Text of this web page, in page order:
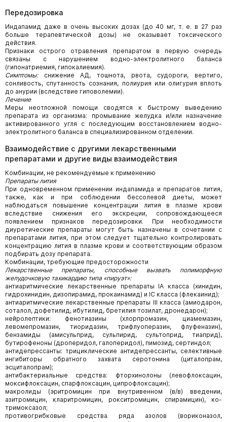
Передозировка
Индапамид даже в очень высоких дозах (до 40 мг, т. е. в 27 раз
больше терапевтической дозы) не оказывает токсического
действия.
Признаки острого отравления препаратом в первую очередь
связаны с нарушением водно-электролитного баланса
(гипонатриемия, гипокалиемия).
Симптомы:снижение АД, тошнота, рвота, судороги, вертиго,
сонливость, спутанность сознания, полиурия или олигурия вплоть
до анурии (вследствие гиповолемии).
Лечение
Меры неотложной помощи сводятся к быстрому выведению
препарата из организма: промывание желудка и/или назначение
активированного угля с последующим восстановлением водно-
электролитного баланса в специализированном отделении.
Взаимодействие с другими лекарственными
препаратами и другие виды взаимодействия
Комбинации, не рекомендуемые к применению
Препараты лития
При одновременном применении индапамида и препаратов лития,
также, как и при соблюдении бессолевой диеты, может
наблюдаться повышение концентрации лития в плазме крови
вследствие снижения его экскреции, сопровождающееся
появлением признаков передозировки. При необходимости
диуретические препараты могут быть назначены в сочетании с
препаратами лития, при этом следует тщательно контролировать
концентрацию лития в плазме крови и соответствующим образом
подбирать дозу препарата.
Комбинации, требующие предосторожности
Лекарственные препараты, способные вызвать полиморфную
желудочковую тахикардию типа «пируэт»:
антиаритмические лекарственные препараты IА класса (хинидин,
гидрохинидин, дизопирамид, прокаинамид) и IC класса (флекаинид);
антиаритмические лекарственные препараты III класса (амиодарон,
соталол, дофетилид, ибутилид, бретилия тозилат, дронедарон);
нейролептики: фенотиазины (хлорпромазин, циамемазин,
левомепромазин, тиоридазин, трифлуоперазин, флуфеназин),
бензамиды (амисульприд, сульпирид, сультоприд, тиаприд),
бутирофеноны (дроперидол, галоперидол), пимозид, сертиндол;
антидепрессанты: трициклические антидепрессанты, селективные
ингибиторы обратного захвата серотонина (циталопрам,
эсциталопрам);
антибактериальные средства: фторхинолоны (левофлоксацин,
моксифлоксацин, спарфлоксацин, ципрофлоксацин);
макролиды (эритромицин при внутривенном (в/в) введении,
азитромицин, кларитромицин, рокситромицин, спирамицин), ко-
тримоксазол;
противогрибковые средства ряда азолов (вориконазол,